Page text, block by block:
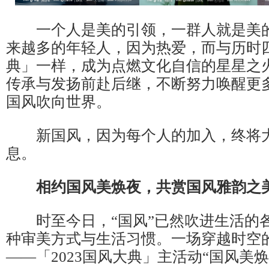
一个人是美的引领，一群人就是美
来越多的年轻人，因为热爱，而与历时
典」一样，成为点燃文化自信的星星之
传承与发扬前赴后继，不断努力唤醒更
国风吹向世界。
新国风，因为每个人的加入，终将
息。
相约国风美焕夜，共赏国风雅韵之
时至今日，“国风”已然吹进生活的
种审美方式与生活习惯。一场穿越时空
——「2023国风大典」主活动“国风美